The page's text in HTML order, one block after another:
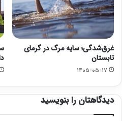
غرق‌شدگی؛ سایه مرگ در گرمای
تابستان
۱۴۰۵-۰۵-۱۷
دیدگاهتان را بنویسید